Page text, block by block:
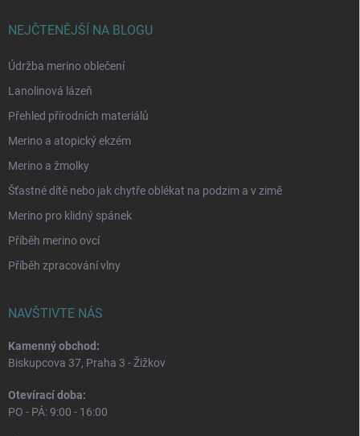
NEJČTENĚJŠÍ NA BLOGU
Údržba merino oblečení
Lanolinová lázeň
Přehled přírodních materiálů
Merino a atopický ekzém
Merino a žmolky
Šťastné dítě nebo jak chytře oblékat na podzim a v zimě
Merino pro klidný spánek
Příběh merino ovcí
Příběh zpracování vlny
NAVŠTIVTE NÁS
Kamenný obchod:
Biskupcova 37, Praha 3 - Žižkov
Otevírací doba:
PO - PÁ: 9:00 - 16:00